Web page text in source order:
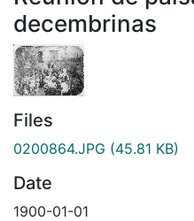
decembrinas
Files
0200864.JPG (45.81 KB)
Date
1900-01-01